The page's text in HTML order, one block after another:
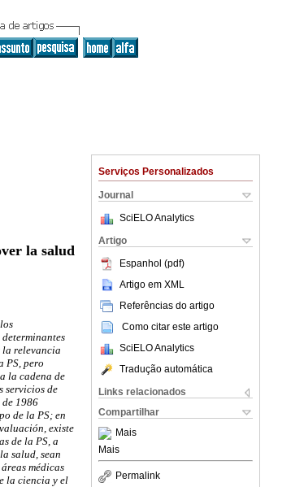
Serviços Personalizados
Journal
SciELO Analytics
Artigo
Espanhol (pdf)
Artigo em XML
Referências do artigo
Como citar este artigo
SciELO Analytics
Tradução automática
Links relacionados
Compartilhar
Mais
Mais
Permalink
la salud
la relevancia
PS, pero
la cadena de
servicios de
1986
de la PS; en
existe
de la PS, a
salud, sean
médicas
la ciencia y el